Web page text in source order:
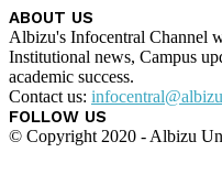
ABOUT US
Albizu's Infocentral Channel
Institutional news, Campus
academic success.
Contact us:
FOLLOW US
© Copyright 2020 - Albizu